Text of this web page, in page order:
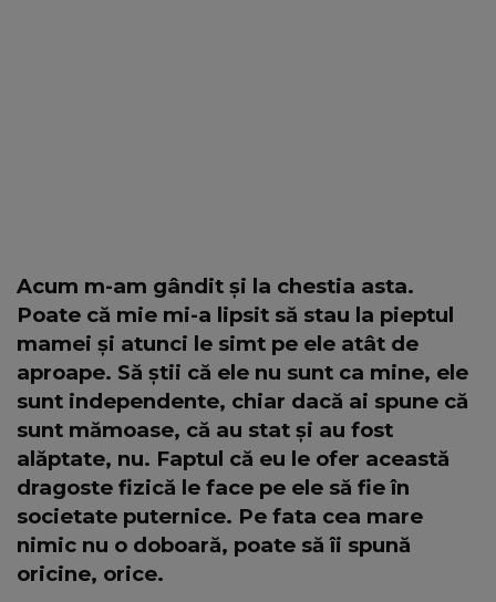
Acum m-am gândit și la chestia asta.
Poate că mie mi-a lipsit să stau la pieptul
mamei și atunci le simt pe ele atât de
aproape. Să știi că ele nu sunt ca mine, ele
sunt independente, chiar dacă ai spune că
sunt mămoase, că au stat și au fost
alăptate, nu. Faptul că eu le ofer această
dragoste fizică le face pe ele să fie în
societate puternice. Pe fata cea mare
nimic nu o doboară, poate să îi spună
oricine, orice.